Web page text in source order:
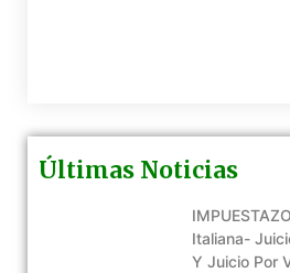
Últimas Noticias
Italiana-
Y Juicio Por